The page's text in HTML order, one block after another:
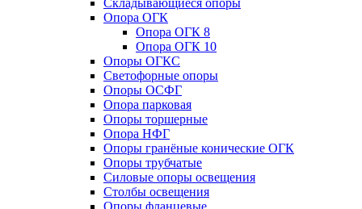
Складывающиеся опоры
Опора ОГК
Опора ОГК 8
Опора ОГК 10
Опоры ОГКС
Светофорные опоры
Опоры ОСФГ
Опора парковая
Опоры торшерные
Опора НФГ
Опоры гранёные конические ОГК
Опоры трубчатые
Силовые опоры освещения
Столбы освещения
Опоры фланцевые